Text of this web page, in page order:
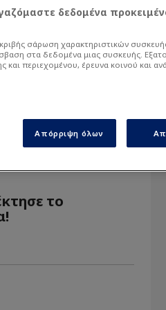
με το θέμα
το
δεδομένα
σάρωση χαρακτηριστικών
στα δεδομένα μιας συσκευής.
περιεχομένου, έρευνα κοινού και
Απόρριψη όλων